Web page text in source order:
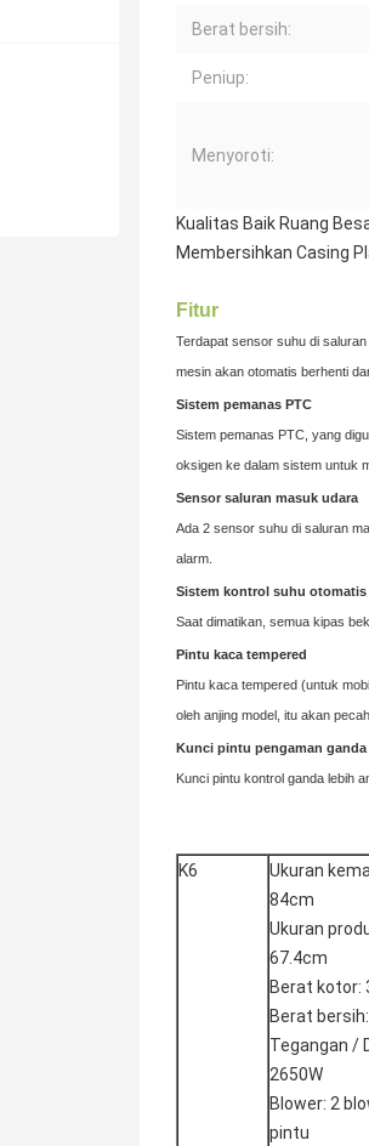
Berat bersih:
Peniup:
Menyoroti:
Kualitas Baik Ruang
Membersihkan Casing
Fitur
Terdapat sensor suhu di
mesin akan otomatis berhenti
Sistem pemanas PTC
Sistem pemanas PTC, yang
oksigen ke dalam sistem untuk
Sensor saluran masuk udara
Ada 2 sensor suhu di saluran
alarm.
Sistem kontrol suhu otomatis
Saat dimatikan, semua kipas
Pintu kaca tempered
Pintu kaca tempered (untuk
oleh anjing model, itu akan
Kunci pintu pengaman ganda
Kunci pintu kontrol ganda lebih
K6
Ukuran
84cm
Ukuran
67.4cm
Berat kotor:
Berat
Tegangan /
2650W
Blower: 2
pintu